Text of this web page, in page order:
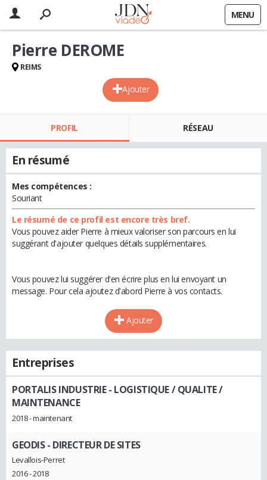
MENU
Ajouter
Pierre DEROME
REIMS
PROFIL RÉSEAU
En résumé
Mes compétences :
Souriant
Le résumé de ce profil est encore très bref.
Vous pouvez aider Pierre à mieux valoriser son parcours en lui
suggérant d'ajouter quelques détails supplémentaires.
Vous pouvez lui suggérer d'en écrire plus en lui envoyant un
message. Pour cela ajoutez d'abord Pierre à vos contacts.
Ajouter
Entreprises
PORTALIS INDUSTRIE- LOGISTIQUE / QUALITE /
MAINTENANCE
2018 - maintenant
GEODIS- DIRECTEUR DE SITES
Levallois-Perret
2016 - 2018